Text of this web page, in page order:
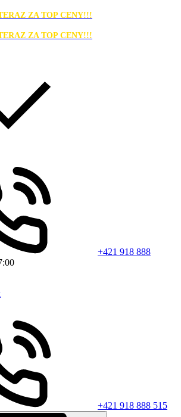
ZA TOP CENY!!!
ZA TOP CENY!!!
+421 918 888
+421 918 888 515